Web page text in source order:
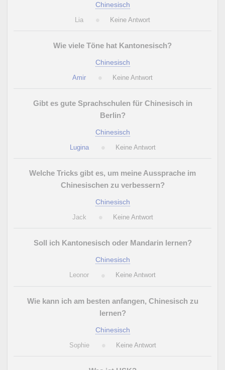
Chinesisch
Lia Keine Antwort
Wie viele Töne hat Kantonesisch?
Chinesisch
Amir Keine Antwort
Gibt es gute Sprachschulen für Chinesisch in
Berlin?
Chinesisch
Lugina Keine Antwort
Welche Tricks gibt es, um meine Aussprache im
Chinesischen zu verbessern?
Chinesisch
Jack Keine Antwort
Soll ich Kantonesisch oder Mandarin lernen?
Chinesisch
Leonor Keine Antwort
Wie kann ich am besten anfangen, Chinesisch zu
lernen?
Chinesisch
Sophie Keine Antwort